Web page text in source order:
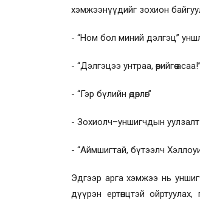
хэмжээнүүдийг зохион
- “Ном бол миний дэлгэц”
- “Дэлгэцээ унтраа, өөрийгөө
- “Гэр бүлийн өдөрлөг”
- Зохиолч–уншигчдын уулзалт
- “Аймшигтай, бүтээлч
Эдгээр арга хэмжээ нь
дүүрэн ертөнцтэй